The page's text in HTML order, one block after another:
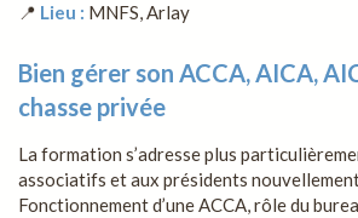
📍 Lieu : MNFS, Arlay
Bien gérer son ACCA, AICA,
chasse privée
La formation s’adresse plus
associatifs et aux présidents
Fonctionnement d’une ACCA, rôle du